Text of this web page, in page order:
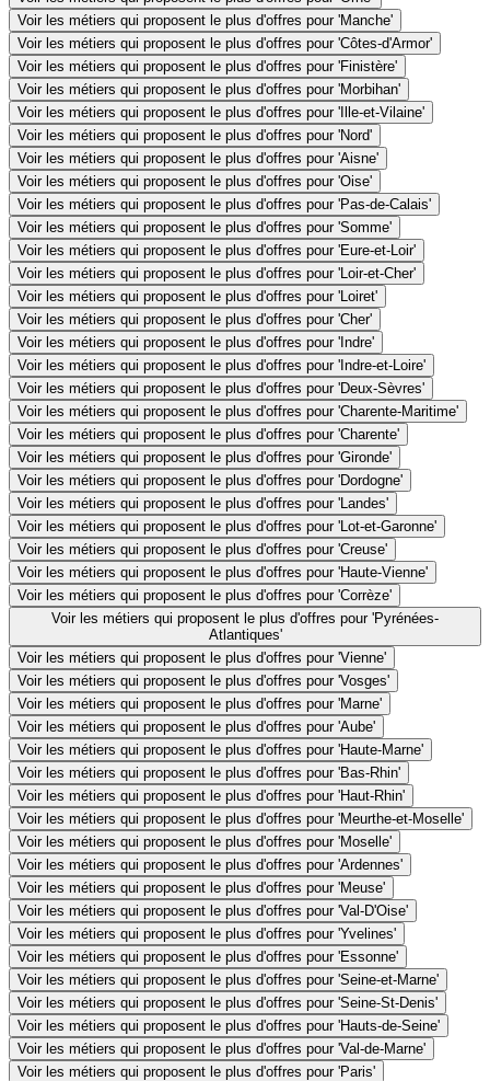
Voir les métiers qui proposent le plus d'offres pour 'Manche'
Voir les métiers qui proposent le plus d'offres pour 'Côtes-d'Armor'
Voir les métiers qui proposent le plus d'offres pour 'Finistère'
Voir les métiers qui proposent le plus d'offres pour 'Morbihan'
Voir les métiers qui proposent le plus d'offres pour 'Ille-et-Vilaine'
Voir les métiers qui proposent le plus d'offres pour 'Nord'
Voir les métiers qui proposent le plus d'offres pour 'Aisne'
Voir les métiers qui proposent le plus d'offres pour 'Oise'
Voir les métiers qui proposent le plus d'offres pour 'Pas-de-Calais'
Voir les métiers qui proposent le plus d'offres pour 'Somme'
Voir les métiers qui proposent le plus d'offres pour 'Eure-et-Loir'
Voir les métiers qui proposent le plus d'offres pour 'Loir-et-Cher'
Voir les métiers qui proposent le plus d'offres pour 'Loiret'
Voir les métiers qui proposent le plus d'offres pour 'Cher'
Voir les métiers qui proposent le plus d'offres pour 'Indre'
Voir les métiers qui proposent le plus d'offres pour 'Indre-et-Loire'
Voir les métiers qui proposent le plus d'offres pour 'Deux-Sèvres'
Voir les métiers qui proposent le plus d'offres pour 'Charente-Maritime'
Voir les métiers qui proposent le plus d'offres pour 'Charente'
Voir les métiers qui proposent le plus d'offres pour 'Gironde'
Voir les métiers qui proposent le plus d'offres pour 'Dordogne'
Voir les métiers qui proposent le plus d'offres pour 'Landes'
Voir les métiers qui proposent le plus d'offres pour 'Lot-et-Garonne'
Voir les métiers qui proposent le plus d'offres pour 'Creuse'
Voir les métiers qui proposent le plus d'offres pour 'Haute-Vienne'
Voir les métiers qui proposent le plus d'offres pour 'Corrèze'
Voir les métiers qui proposent le plus d'offres pour 'Pyrénées-
Atlantiques'
Voir les métiers qui proposent le plus d'offres pour 'Vienne'
Voir les métiers qui proposent le plus d'offres pour 'Vosges'
Voir les métiers qui proposent le plus d'offres pour 'Marne'
Voir les métiers qui proposent le plus d'offres pour 'Aube'
Voir les métiers qui proposent le plus d'offres pour 'Haute-Marne'
Voir les métiers qui proposent le plus d'offres pour 'Bas-Rhin'
Voir les métiers qui proposent le plus d'offres pour 'Haut-Rhin'
Voir les métiers qui proposent le plus d'offres pour 'Meurthe-et-Moselle'
Voir les métiers qui proposent le plus d'offres pour 'Moselle'
Voir les métiers qui proposent le plus d'offres pour 'Ardennes'
Voir les métiers qui proposent le plus d'offres pour 'Meuse'
Voir les métiers qui proposent le plus d'offres pour 'Val-D'Oise'
Voir les métiers qui proposent le plus d'offres pour 'Yvelines'
Voir les métiers qui proposent le plus d'offres pour 'Essonne'
Voir les métiers qui proposent le plus d'offres pour 'Seine-et-Marne'
Voir les métiers qui proposent le plus d'offres pour 'Seine-St-Denis'
Voir les métiers qui proposent le plus d'offres pour 'Hauts-de-Seine'
Voir les métiers qui proposent le plus d'offres pour 'Val-de-Marne'
Voir les métiers qui proposent le plus d'offres pour 'Paris'